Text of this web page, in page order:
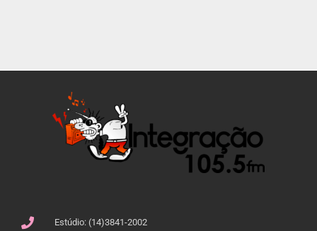
Estúdio: (14)3841-2002